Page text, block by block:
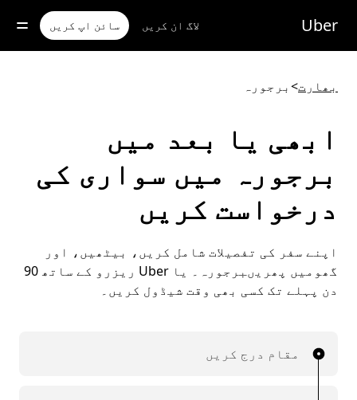
مواد
جائیں
Uber لاگ ان کریں سائن اپ کریں
بھارت>برجورہ
ابھی یا بعد میں
برجورہ میں سواری کی
درخواست کریں
اپنے سفر کی تفصیلات شامل کریں، بیٹھیں، اور
گھومیں پھریںبرجورہ۔ یا Uber ریزرو کے ساتھ 90
دن پہلے تک کسی بھی وقت شیڈول کریں۔
مقام درج کریں